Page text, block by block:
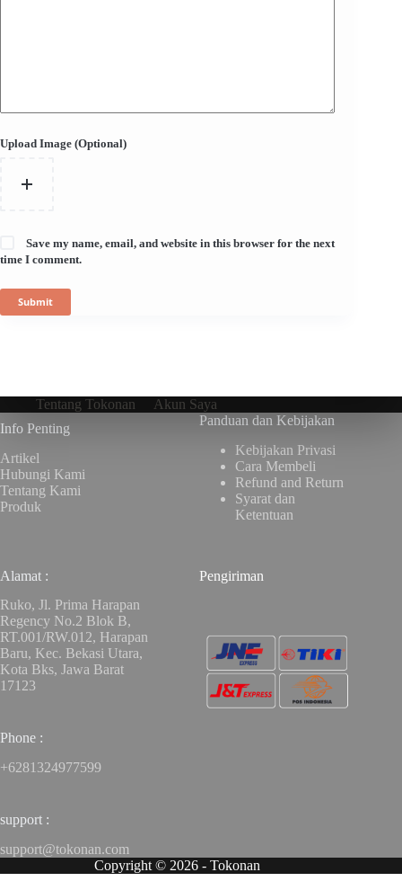
Upload Image (Optional)
Save my name, email, and website in this browser for the next
time I comment.
Submit
Tentang Tokonan
Akun Saya
Info Penting
Artikel
Hubungi Kami
Tentang Kami
Produk
Panduan dan Kebijakan
Kebijakan Privasi
Cara Membeli
Refund and Return
Syarat dan
Ketentuan
Alamat :
Ruko, Jl. Prima Harapan
Regency No.2 Blok B,
RT.001/RW.012, Harapan
Baru, Kec. Bekasi Utara,
Kota Bks, Jawa Barat
17123
Phone :
+6281324977599
support :
support@tokonan.com
Pengiriman
Copyright © 2026 - Tokonan